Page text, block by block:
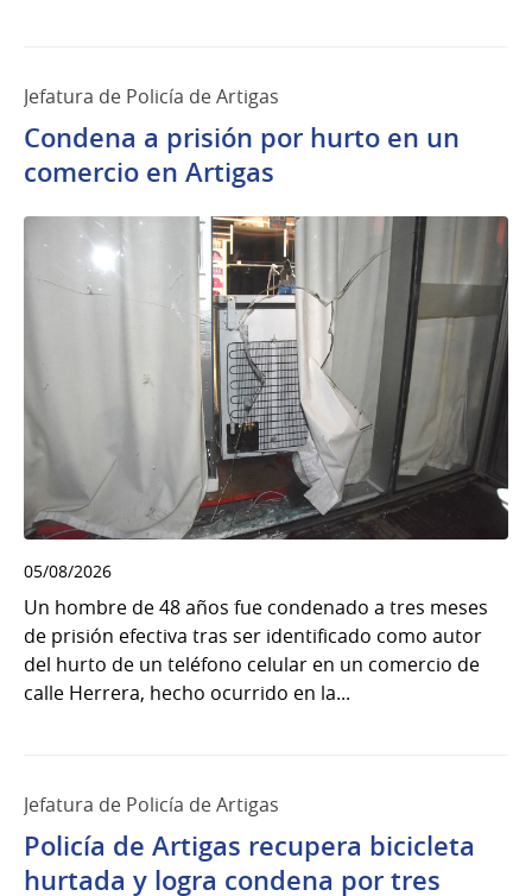
Jefatura de Policía de Artigas
Condena a prisión por hurto en un
comercio en Artigas
05/08/2026
Un hombre de 48 años fue condenado a tres meses
de prisión efectiva tras ser identificado como autor
del hurto de un teléfono celular en un comercio de
calle Herrera, hecho ocurrido en la...
Jefatura de Policía de Artigas
Policía de Artigas recupera bicicleta
hurtada y logra condena por tres